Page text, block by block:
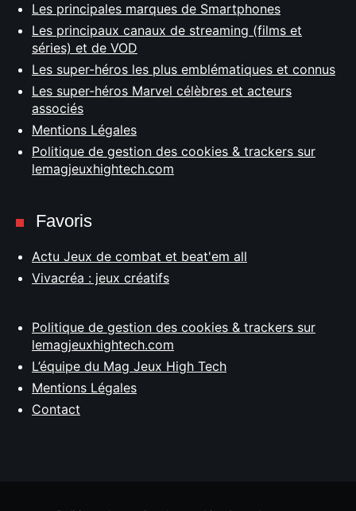
Les principales marques de Smartphones
Les principaux canaux de streaming (films et
séries) et de VOD
Les super-héros les plus emblématiques et connus
Les super-héros Marvel célèbres et acteurs
associés
Mentions Légales
Politique de gestion des cookies & trackers sur
lemagjeuxhightech.com
Favoris
Actu Jeux de combat et beat'em all
Vivacréa : jeux créatifs
Politique de gestion des cookies & trackers sur
lemagjeuxhightech.com
L’équipe du Mag Jeux High Tech
Mentions Légales
Contact